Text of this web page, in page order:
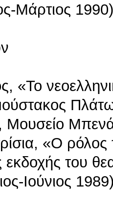
Μάρτιος
«Το
Μουσείο
«Ο
εκδοχής του
Ιούνιος